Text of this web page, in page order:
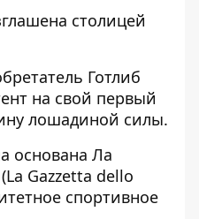
столицей
Готлиб
на свой первый
лошадиной силы.
основана Ла
Gazzetta dello
спортивное